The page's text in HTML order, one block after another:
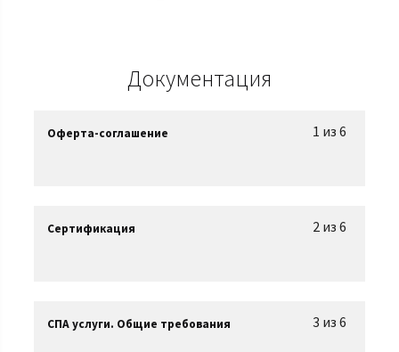
Документация
1 из 6
Оферта-соглашение
2 из 6
Сертификация
3 из 6
СПА услуги. Общие требования